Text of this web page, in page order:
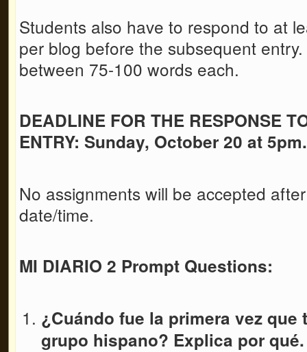
Students also have to respond to at
per blog before the subsequent
between 75-100 words each.
DEADLINE FOR THE RESPONSE
ENTRY: Sunday, October 20 at 5pm.
No assignments will be accepted
date/time.
MI DIARIO 2 Prompt Questions:
¿Cuándo fue la primera vez
grupo hispano? Explica por qué.